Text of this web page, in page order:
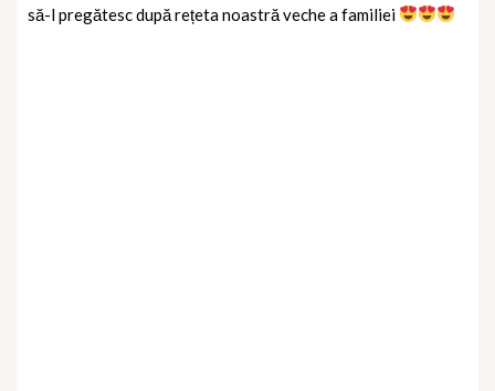
să-l pregătesc după rețeta noastră veche a familiei